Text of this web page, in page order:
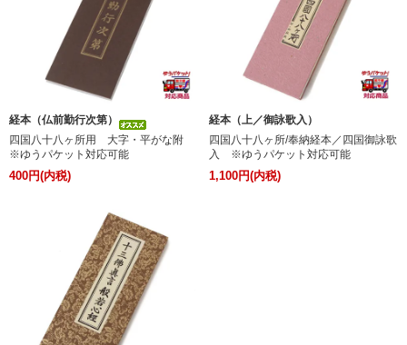
経本（仏前勤行次第）
四国八十八ヶ所用 大字・平がな附
※ゆうパケット対応可能
400円(内税)
経本（上／御詠歌入）
四国八十八ヶ所/奉納経本／四国御詠歌
入 ※ゆうパケット対応可能
1,100円(内税)